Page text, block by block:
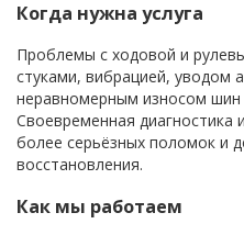
Когда нужна услуга
Проблемы с ходовой и
стуками, вибрацией, уводом
неравномерным износом шин
Своевременная
более серьёзных поломок и
восстановления.
Как мы работаем